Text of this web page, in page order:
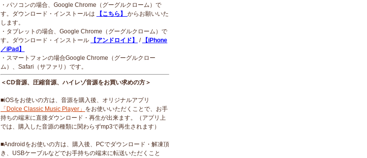
・パソコンの場合、Google Chrome（グーグルクローム）で
す。ダウンロード・インストールは
【こちら】
からお願いいた
します。
・タブレットの場合、Google Chrome（グーグルクローム）で
す。ダウンロード・インストール
【アンドロイド】 /
【iPhone
／iPad】
・スマートフォンの場合Google Chrome（グーグルクロー
ム）、Safari（サファリ）です。
＜CD音源、圧縮音源、ハイレゾ音源をお買い求めの方＞
■iOSをお使いの方は、音源を購入後、オリジナルアプリ
「Dolce Classic Music Player」 をお使いいただくことで、お手
持ちの端末に直接ダウンロード・再生が出来ます。（アプリ上
では、購入した音源の種類に関わらずmp3で再生されます）
■Androidをお使いの方は、購入後、PCでダウンロード・解凍頂
き、USBケーブルなどでお手持ちの端末に転送いただくこと